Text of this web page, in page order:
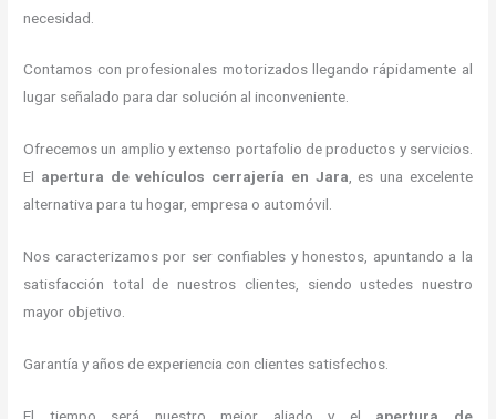
necesidad.
Contamos con profesionales motorizados llegando rápidamente al
lugar señalado para dar solución al inconveniente.
Ofrecemos un amplio y extenso portafolio de productos y servicios.
El apertura de vehículos cerrajería en Jara, es una excelente
alternativa para tu hogar, empresa o automóvil.
Nos caracterizamos por ser confiables y honestos, apuntando a la
satisfacción total de nuestros clientes, siendo ustedes nuestro
mayor objetivo.
Garantía y años de experiencia con clientes satisfechos.